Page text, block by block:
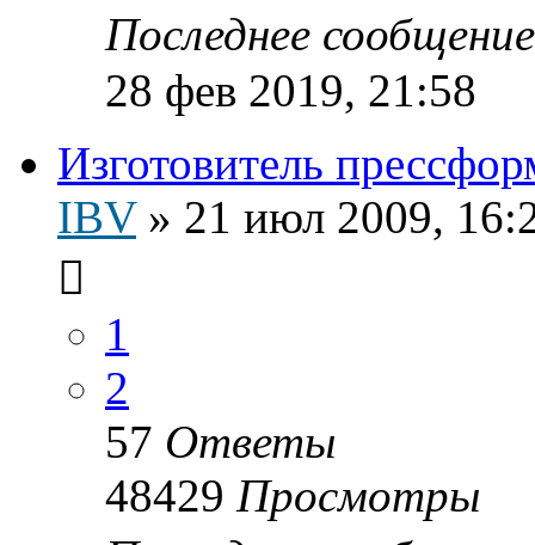
Последнее
28 фев 2019, 21:58
Изготовитель
IBV» 21 июл 2009,
1
2
57 Ответы
48429 Просмотры